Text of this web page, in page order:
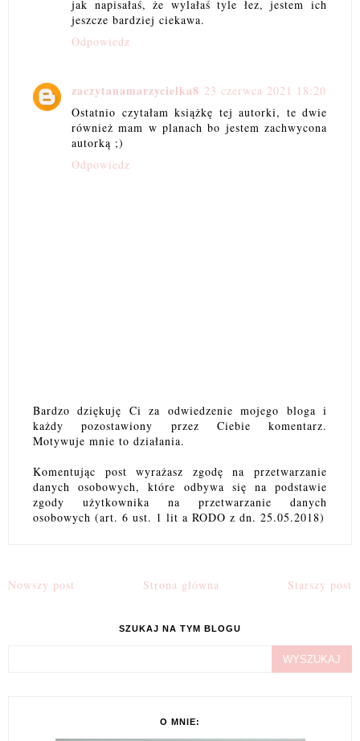
jak napisałaś, że wylałaś tyle łez, jestem ich
jeszcze bardziej ciekawa.
Odpowiedz
zaczytanamarzycielka8 23 czerwca 2021 18:20
Ostatnio czytałam książkę tej autorki, te dwie
również mam w planach bo jestem zachwycona
autorką ;)
Odpowiedz
Bardzo dziękuję Ci za odwiedzenie mojego bloga i
każdy pozostawiony przez Ciebie komentarz.
Motywuje mnie to działania.
Komentując post wyrażasz zgodę na przetwarzanie
danych osobowych, które odbywa się na podstawie
zgody użytkownika na przetwarzanie danych
osobowych (art. 6 ust. 1 lit a RODO z dn. 25.05.2018)
Nowszy post Starszy post
Strona główna
SZUKAJ NA TYM BLOGU
O MNIE: